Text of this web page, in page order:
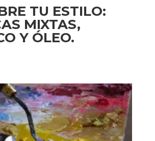
TU ESTILO:
MIXTAS,
Y ÓLEO.